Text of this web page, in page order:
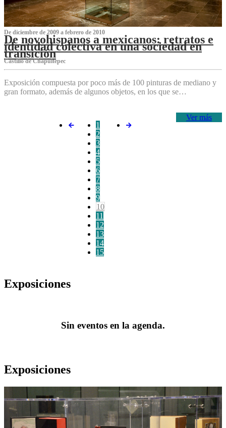
De diciembre de 2009 a febrero de 2010
De novohispanos a mexicanos: retratos e
identidad colectiva en una sociedad en
transición
Castillo de Chapultepec
Exposición compuesta por poco más de 100 pinturas de mediano y
gran formato, además de algunos objetos, en los que se…
Ver más
1
2
3
4
5
6
7
8
9
10
11
12
13
14
15
Exposiciones
Sin eventos en la agenda.
Exposiciones